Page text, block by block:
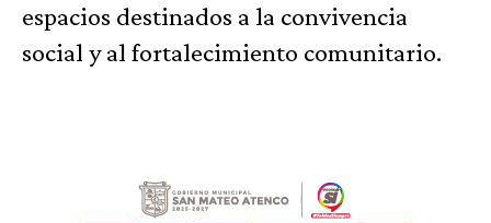
espacios destinados a la convivencia
social y al fortalecimiento comunitario.